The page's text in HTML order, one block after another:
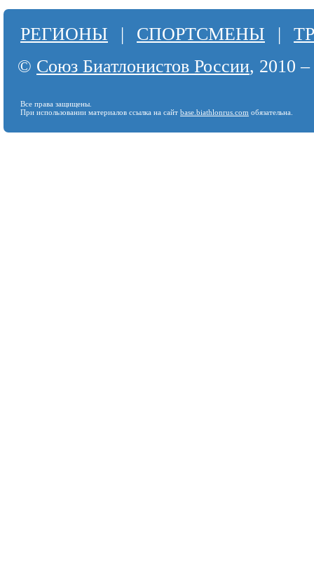
РЕГИОНЫ | СПОРТСМЕНЫ |
© Союз Биатлонистов России, 2010
Все права защищены.
При использовании материалов ссылка на сайт base.biathlonrus.com обязательна.